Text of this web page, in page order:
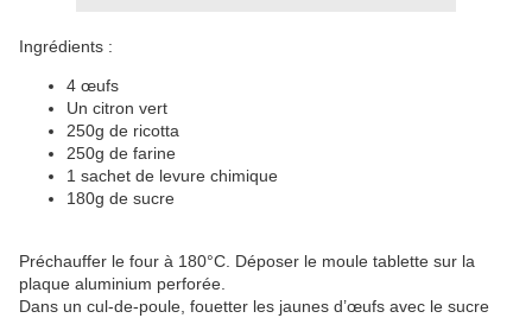
Ingrédients :
4 œufs
Un citron vert
250g de ricotta
250g de farine
1 sachet de levure chimique
180g de sucre
Préchauffer le four à 180°C. Déposer le moule tablette sur la
plaque aluminium perforée.
Dans un cul-de-poule, fouetter les jaunes d’œufs avec le sucre